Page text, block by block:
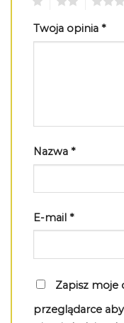
Twoja opinia *
Nazwa *
E-mail *
Zapisz moje
przeglądarce